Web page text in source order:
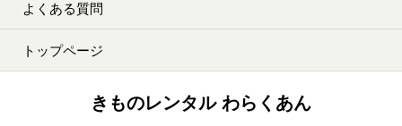
よくある質問
トップページ
きものレンタル わらくあん